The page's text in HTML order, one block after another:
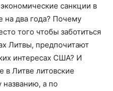
санкции в
два года? Почему
того чтобы заботиться
Литвы, предпочитают
интересах США? И
Литве литовские
а по